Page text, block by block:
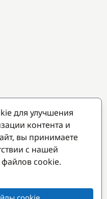
для улучшения
контента и
вы принимаете
с нашей
cookie.